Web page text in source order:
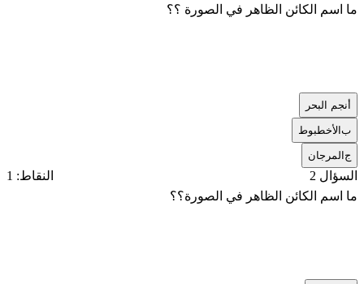
ما اسم الكائن الظاهر في الصورة ؟؟
نجم البحر
بالأخطبوط
جالمرجان
السؤال 2
النقاط: 1
ما اسم الكائن الظاهر في الصورة؟؟